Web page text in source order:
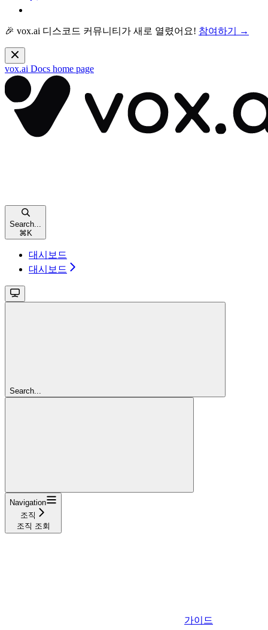
🎉 vox.ai 디스코드 커뮤니티가 새로 열렸어요! 참여하기 →
vox.ai Docs home page
Search...
⌘ K
대시보드
대시보드
Search...
Navigation
조직
조직 조회
가이드